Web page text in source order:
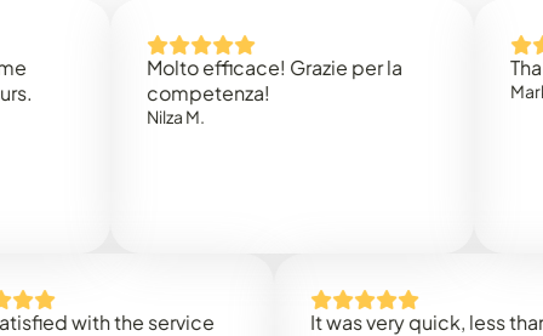
Molto efficace! Grazie per la
competenza!
Thank
with the service
It was very quick, less than